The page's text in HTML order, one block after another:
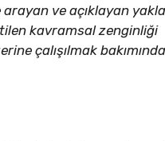
ve açıklayan
kavramsal zenginliği
çalışılmak